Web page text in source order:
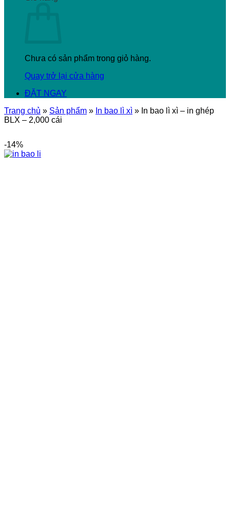
Chưa có sản phẩm trong giỏ hàng.
Quay trở lại cửa hàng
ĐẶT NGAY
Trang chủ » Sản phẩm » In bao lì xì » In bao lì xì – in ghép
BLX – 2,000 cái
-14%